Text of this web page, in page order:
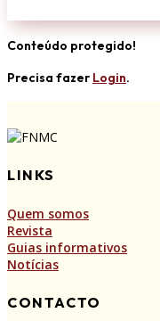
Conteúdo protegido!
Precisa fazer Login.
LINKS
Quem somos
Revista
Guias informativos
Notícias
CONTACTO